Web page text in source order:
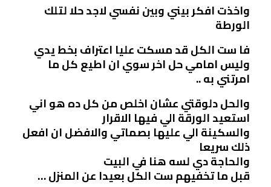
واخذت افكر بيني وبين نفسي لاجد حلا لتلك
الورطة
فا ست الكل قد مسكت عليا اعتراف بخط يدي
وليس امامي حل اخر سوي ان اطيع كل ما
امرتني به ..
والحل دلوقتي عشان اخلص من كل ده هو اني
استعيد الورقة الي فيها الاقرار
والسكينة الي عليها بصماتي والافضل ان افعل
ذلك سريعا
والحاجة دي لسه هنا في البيت
قبل ما تخفيهم ست الكل بعيدا عن المنزل …